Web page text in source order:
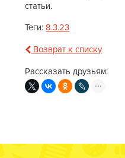
статьи.
Теги:8.3.23
Возврат к списку
Рассказать друзьям: